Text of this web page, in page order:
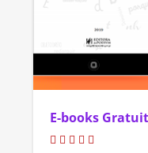
E-books